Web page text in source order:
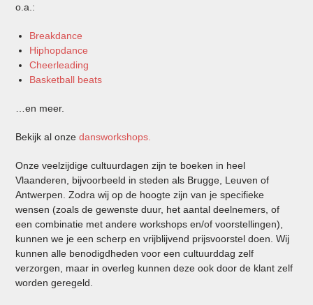
o.a.:
Breakdance
Hiphopdance
Cheerleading
Basketball beats
…en meer.
Bekijk al onzedansworkshops.
Onze veelzijdige cultuurdagen zijn te boeken in heel
Vlaanderen, bijvoorbeeld in steden als Brugge, Leuven of
Antwerpen. Zodra wij op de hoogte zijn van je specifieke
wensen (zoals de gewenste duur, het aantal deelnemers, of
een combinatie met andere workshops en/of voorstellingen),
kunnen we je een scherp en vrijblijvend prijsvoorstel doen. Wij
kunnen alle benodigdheden voor een cultuurddag zelf
verzorgen, maar in overleg kunnen deze ook door de klant zelf
worden geregeld.